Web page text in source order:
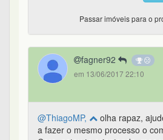
Passar imóveis para o
fagner92
em 13/06/2017 22:10
@ThiagoMP,
olha rapaz,
a fazer o mesmo processo o